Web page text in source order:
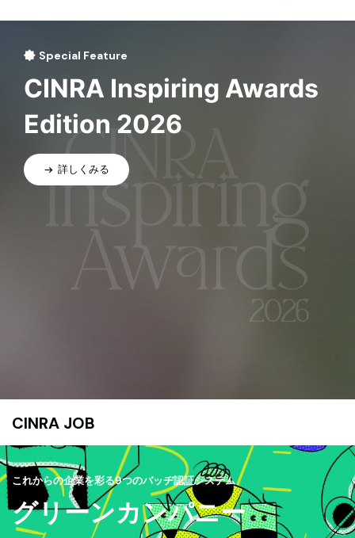
Special Feature
CINRA Inspiring Awards
Edition 2026
詳しくみる
CINRA JOB
これからの企業を彩る9つのバッヂ認証システム
グリーンカンパニー